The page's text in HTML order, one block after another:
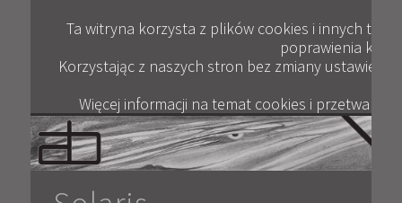
Ta witryna korzysta z plików cookies i innych
poprawienia
Korzystając z naszych stron bez zmiany ustawień
Więcej informacji na temat cookies i